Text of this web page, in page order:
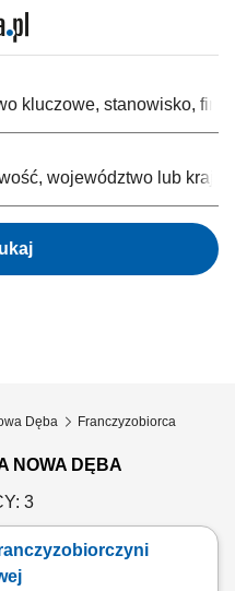
Dęba Franczyzobiorca
NOWA DĘBA
3